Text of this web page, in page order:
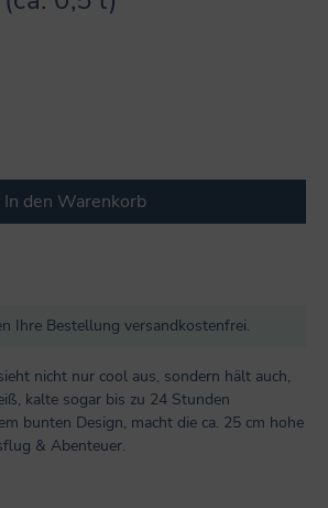
Wert ein oder
In den Warenkorb
Ihre Bestellung versandkostenfrei.
nicht nur cool aus, sondern hält auch,
kalte sogar bis zu 24 Stunden
bunten Design, macht die ca. 25 cm hohe
& Abenteuer.